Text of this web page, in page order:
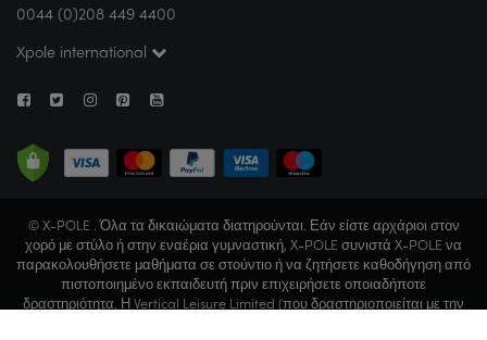
0044 (0)208 449 4400
Xpole international
© X-POLE . Όλα τα δικαιώματα διατηρούνται. Εάν είστε αρχάριοι στον
χορό με στύλο ή στην εναέρια γυμναστική, X-POLE συνιστά X-POLE να
παρακολουθήσετε μαθήματα σε στούντιο ή να ζητήσετε καθοδήγηση από
πιστοποιημένο εκπαιδευτή πριν επιχειρήσετε οποιαδήποτε
δραστηριότητα. Η Vertical Leisure Limited (που δραστηριοποιείται με την